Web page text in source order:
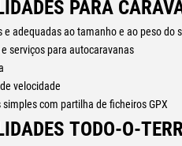
PARA
e adequadas ao tamanho e ao peso do
serviços para autocaravanas
velocidade
com partilha de ficheiros GPX
TODO-O-